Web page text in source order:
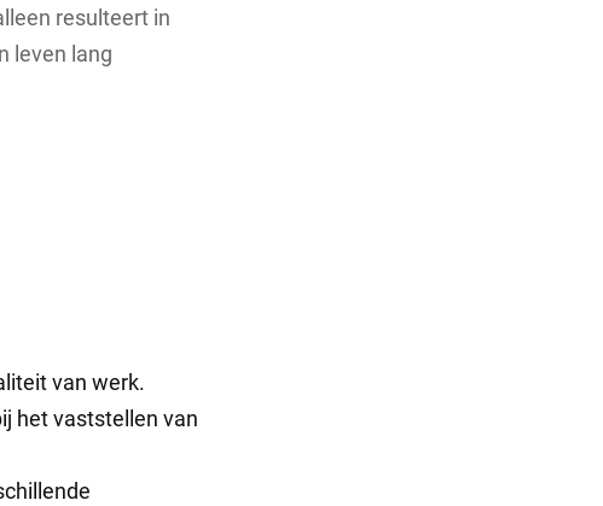
resulteert in
leven lang
van werk.
het vaststellen van